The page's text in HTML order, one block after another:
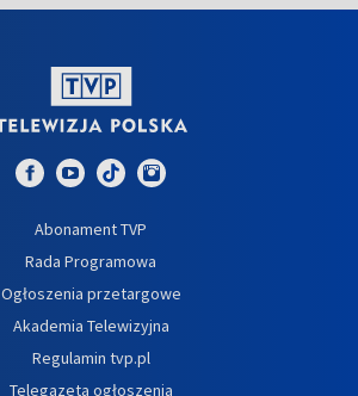
Abonament TVP
Rada Programowa
Ogłoszenia przetargowe
Akademia Telewizyjna
Regulamin tvp.pl
Telegazeta ogłoszenia